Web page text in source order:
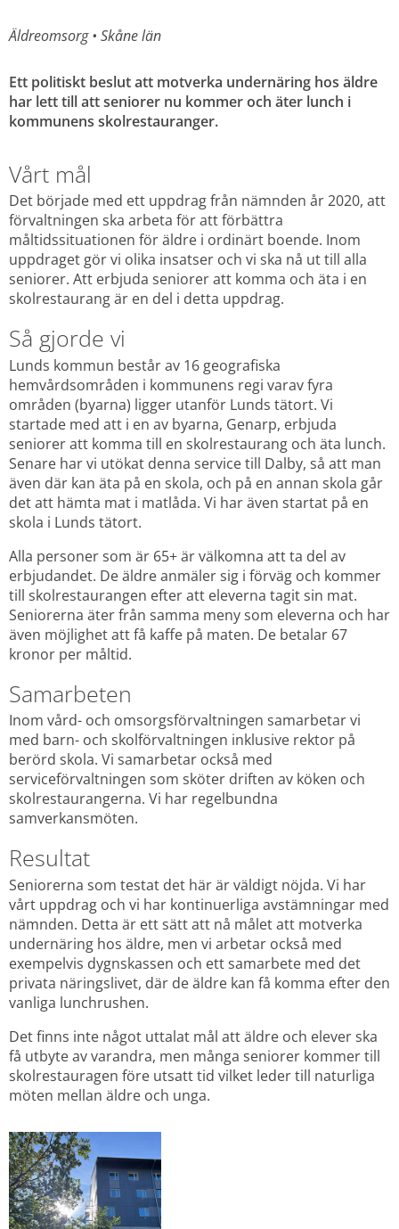
Äldreomsorg • Skåne län
Ett politiskt beslut att motverka undernäring hos äldre
har lett till att seniorer nu kommer och äter lunch i
kommunens skolrestauranger.
Vårt mål
Det började med ett uppdrag från nämnden år 2020, att
förvaltningen ska arbeta för att förbättra
måltidssituationen för äldre i ordinärt boende. Inom
uppdraget gör vi olika insatser och vi ska nå ut till alla
seniorer. Att erbjuda seniorer att komma och äta i en
skolrestaurang är en del i detta uppdrag.
Så gjorde vi
Lunds kommun består av 16 geografiska
hemvårdsområden i kommunens regi varav fyra
områden (byarna) ligger utanför Lunds tätort. Vi
startade med att i en av byarna, Genarp, erbjuda
seniorer att komma till en skolrestaurang och äta lunch.
Senare har vi utökat denna service till Dalby, så att man
även där kan äta på en skola, och på en annan skola går
det att hämta mat i matlåda. Vi har även startat på en
skola i Lunds tätort.
Alla personer som är 65+ är välkomna att ta del av
erbjudandet. De äldre anmäler sig i förväg och kommer
till skolrestaurangen efter att eleverna tagit sin mat.
Seniorerna äter från samma meny som eleverna och har
även möjlighet att få kaffe på maten. De betalar 67
kronor per måltid.
Samarbeten
Inom vård- och omsorgsförvaltningen samarbetar vi
med barn- och skolförvaltningen inklusive rektor på
berörd skola. Vi samarbetar också med
serviceförvaltningen som sköter driften av köken och
skolrestaurangerna. Vi har regelbundna
samverkansmöten.
Resultat
Seniorerna som testat det här är väldigt nöjda. Vi har
vårt uppdrag och vi har kontinuerliga avstämningar med
nämnden. Detta är ett sätt att nå målet att motverka
undernäring hos äldre, men vi arbetar också med
exempelvis dygnskassen och ett samarbete med det
privata näringslivet, där de äldre kan få komma efter den
vanliga lunchrushen.
Det finns inte något uttalat mål att äldre och elever ska
få utbyte av varandra, men många seniorer kommer till
skolrestauragen före utsatt tid vilket leder till naturliga
möten mellan äldre och unga.